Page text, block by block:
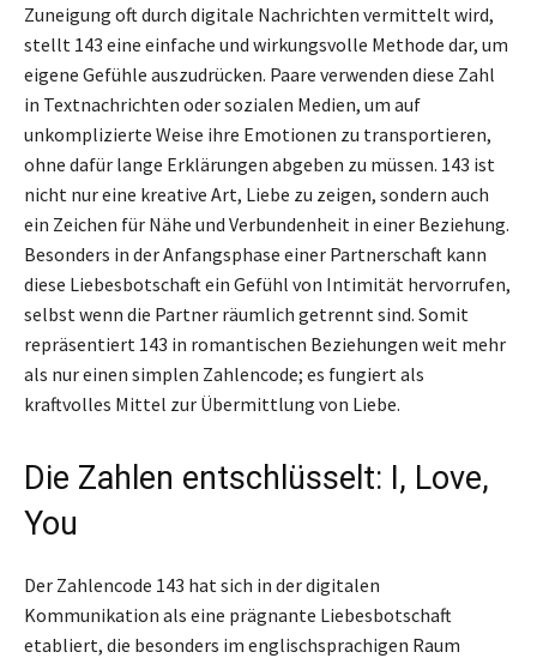
Zuneigung oft durch digitale Nachrichten vermittelt wird,
stellt 143 eine einfache und wirkungsvolle Methode dar, um
eigene Gefühle auszudrücken. Paare verwenden diese Zahl
in Textnachrichten oder sozialen Medien, um auf
unkomplizierte Weise ihre Emotionen zu transportieren,
ohne dafür lange Erklärungen abgeben zu müssen. 143 ist
nicht nur eine kreative Art, Liebe zu zeigen, sondern auch
ein Zeichen für Nähe und Verbundenheit in einer Beziehung.
Besonders in der Anfangsphase einer Partnerschaft kann
diese Liebesbotschaft ein Gefühl von Intimität hervorrufen,
selbst wenn die Partner räumlich getrennt sind. Somit
repräsentiert 143 in romantischen Beziehungen weit mehr
als nur einen simplen Zahlencode; es fungiert als
kraftvolles Mittel zur Übermittlung von Liebe.
Die Zahlen entschlüsselt: I, Love,
You
Der Zahlencode 143 hat sich in der digitalen
Kommunikation als eine prägnante Liebesbotschaft
etabliert, die besonders im englischsprachigen Raum